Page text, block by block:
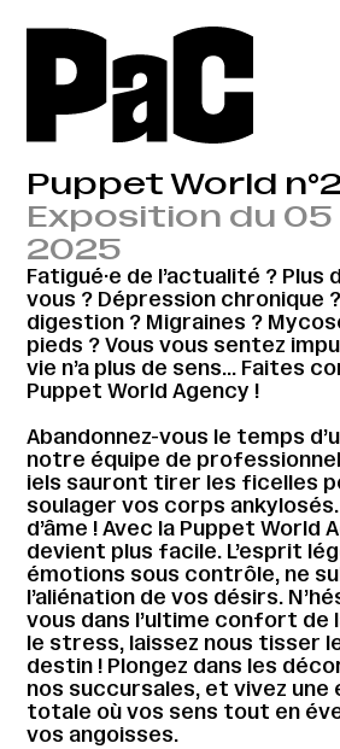
Puppet World n°2
Exposition du 05
2025
Fatigué·e de l’actualité ? Plus
vous ? Dépression chronique
digestion ? Migraines ?
pieds ? Vous vous sentez
vie n’a plus de sens… Faites
Puppet World Agency !
Abandonnez-vous le temps
notre équipe de
iels sauront tirer les ficelles
soulager vos corps
d’âme ! Avec la Puppet World
devient plus facile. L’esprit
émotions sous contrôle, ne
l’aliénation de vos désirs.
vous dans l’ultime confort de
le stress, laissez nous tisser
destin ! Plongez dans les
nos succursales, et vivez une
totale où vos sens tout en
vos angoisses.